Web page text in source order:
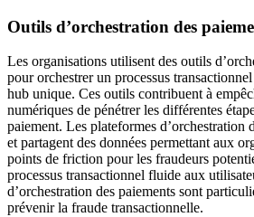
Outils d’orchestration des
Les organisations utilisent des outils
pour orchestrer un processus
hub unique. Ces outils contribuent à
numériques de pénétrer les différentes
paiement. Les plateformes d’orchestration
et partagent des données permettant aux
points de friction pour les fraudeurs
processus transactionnel fluide aux
d’orchestration des paiements sont
prévenir la fraude transactionnelle.